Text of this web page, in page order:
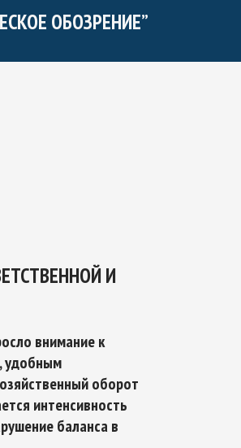
ПЕРИОД ДО 2035
ОБОЗРЕНИЕ”
И
внимание к
удобным
оборот
интенсивность
баланса в